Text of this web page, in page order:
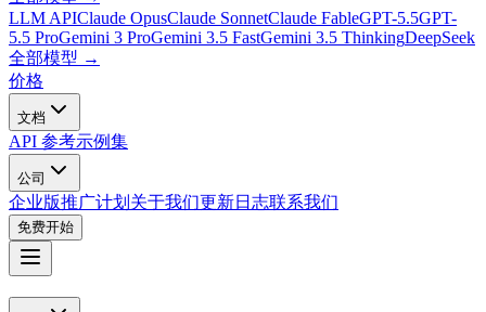
LLM APIClaude OpusClaude SonnetClaude FableGPT-5.5GPT-
5.5 ProGemini 3 ProGemini 3.5 FastGemini 3.5 ThinkingDeepSeek
全部模型 →
价格
文档
API 参考示例集
公司
企业版推广计划 关于我们更新日志联系我们
免费开始